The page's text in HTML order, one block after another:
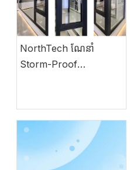
NorthTech ណែនាំ
Storm-Proof